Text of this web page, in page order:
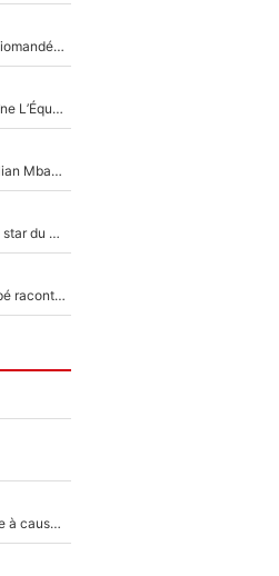
Antoine Griezmann et N'Golo Kanté : Comme Yan Diomandé, les deux champions du monde ont refusé de signer au PSG !
Un chroniqueur de L’Équipe du Soir viré par La Chaîne L’Équipe : Même Olivier Ménard n’avait pas pu empêcher son départ, «je l’ai appris sur Twitter, je l’ai vécu assez mal»
Loin du Real Madrid et du PSG, les inséparables Kylian Mbappé et Achraf Hakimi changent d'équipe le temps d'une journée !
Antoine Dupont en deuil : Pendant ses vacances, la star du XV de France a perdu sa grand-mère
«Je ne sais pas pourquoi j’ai dit ça...» : Kylian Mbappé raconte sa première rencontre avec Zinédine Zidane (et c’est très drôle)
«Détester à vie», Stéphane Guy dans une embrouille à cause du PSG !